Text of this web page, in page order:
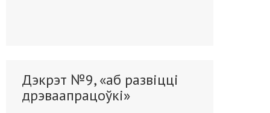
Дэкрэт №9, «аб развіцці
дрэваапрацоўкі»